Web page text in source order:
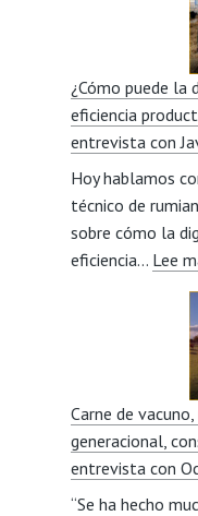
¿Cómo puede la
eficiencia
entrevista con
Hoy hablamos
técnico de
sobre cómo la
eficiencia… Lee
Carne de
generacional,
entrevista con
“Se ha hecho